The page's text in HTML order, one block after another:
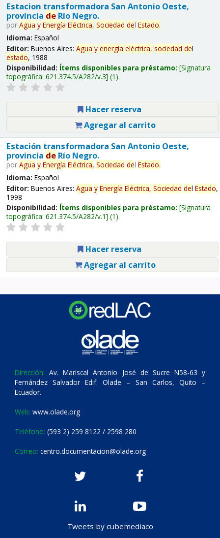
Estacion transformadora San Antonio Oeste,
provincia deRío Negro.
por Agua y Energía Eléctrica, Sociedad del Estado.
Idioma: Español
Editor: Buenos Aires: Agua y energía eléctrica, sociedad del
estado, 1988
Disponibilidad: Ítems disponibles para préstamo: Signatura
topográfica: 621.374.5/A282/v.3 (1).
Hacer reserva
Agregar al carrito
Estación transformadora San Antonio Oeste,
provincia deRío Negro.
por Agua y Energía Eléctrica, Sociedad del Estado.
Idioma: Español
Editor: Buenos Aires: Agua y Energía Eléctrica, Sociedad del Estado,
1998
Disponibilidad: Ítems disponibles para préstamo: Signatura
topográfica: 621.374.5/A282/v.1 (1).
Hacer reserva
Agregar al carrito
Dirección: Av. Mariscal Antonio José de Sucre N58-63 y
Fernández Salvador Edif. Olade – San Carlos, Quito –
Ecuador.
Web: www.olade.org
Teléfono: (593 2) 259 8122 / 2598 280
Correo: centro.documentacion@olade.org
Tweets by cubemediaco